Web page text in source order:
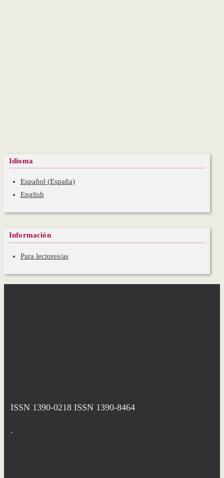
Idioma
Español (España)
English
Información
Para lectores/as
ISSN 1390-0218 ISSN 1390-8464
.